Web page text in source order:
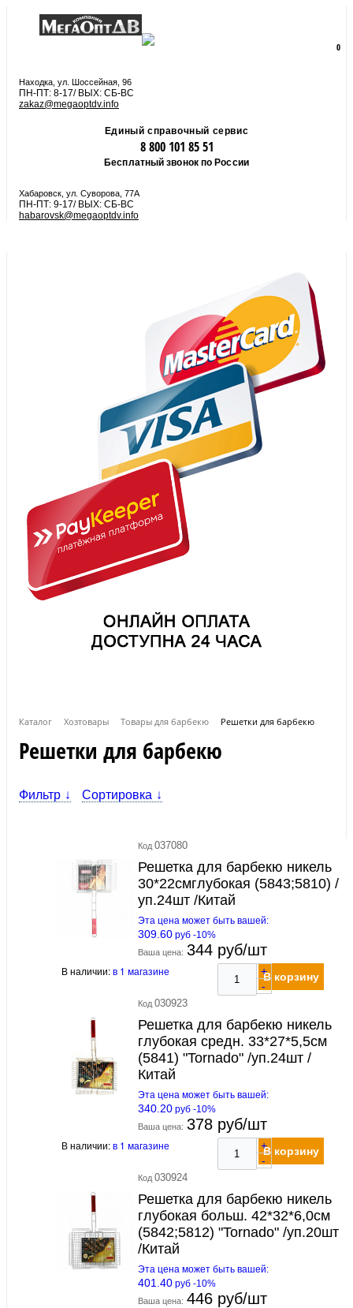
0
Находка, ул. Шоссейная, 96
ПН-ПТ: 8-17/ ВЫХ: СБ-ВС
zakaz@megaoptdv.info
Единый справочный сервис
8 800 101 85 51
Бесплатный звонок по России
Хабаровск, ул. Суворова, 77А
ПН-ПТ: 9-17/ ВЫХ: СБ-ВС
habarovsk@megaoptdv.info
Каталог Хозтовары Товары для барбекю Решетки для барбекю
Решетки для барбекю
Фильтр Сортировка
Код 037080
Решетка для барбекю никель
30*22смглубокая (5843;5810) /
уп.24шт /Китай
Эта цена может быть вашей:
309.60 руб -10%
Ваша цена: 344 руб/шт
В наличии:в 1 магазине
+
-
В корзину
Код 030923
Решетка для барбекю никель
глубокая средн. 33*27*5,5см
(5841) "Tornado" /уп.24шт /
Китай
Эта цена может быть вашей:
340.20 руб -10%
Ваша цена: 378 руб/шт
В наличии:в 1 магазине
+
-
В корзину
Код 030924
Решетка для барбекю никель
глубокая больш. 42*32*6,0см
(5842;5812) "Tornado" /уп.20шт
/Китай
Эта цена может быть вашей:
401.40 руб -10%
Ваша цена: 446 руб/шт